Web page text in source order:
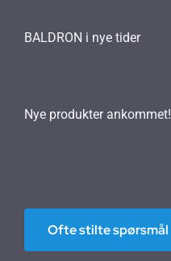
BALDRON i nye tider
Nye produkter ankommet!
Ofte stilte spørsmål